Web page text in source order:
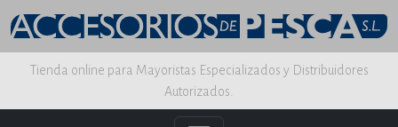
Tienda online para Mayoristas Especializados y Distribuidores
Autorizados.